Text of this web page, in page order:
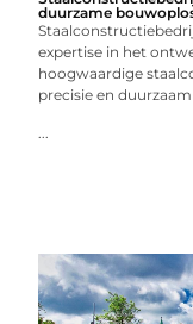
duurzame
expertise in het
hoogwaardige
precisie en
...